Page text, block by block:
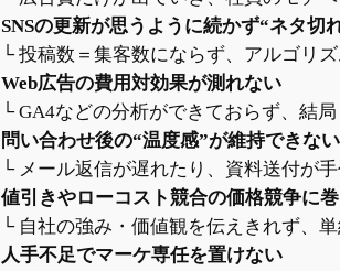
SNSの更新が思うように続かず“ネタ切
└ 投稿数＝集客数にならず、アルゴリ
Web広告の費用対効果が測れない
└ GA4などの分析ができておらず、結
問い合わせ後の“温度感”が維持できない
└ メール返信が遅れたり、資料送付が
値引きやローコスト競合の価格競争に
└ 自社の強み・価値観を伝えきれず、
人手不足でマーケ専任を置けない